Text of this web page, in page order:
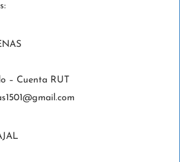
– Cuenta RUT